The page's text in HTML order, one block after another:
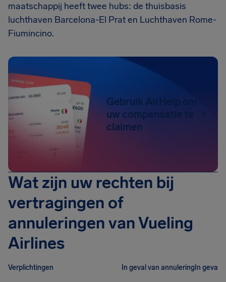
maatschappij heeft twee hubs: de thuisbasis
luchthaven Barcelona-El Prat en Luchthaven Rome-
Fiumincino.
Gebruik AirHelp om
uw compensatie te
claimen
Wat zijn uw rechten bij
vertragingen of
annuleringen van Vueling
Airlines
Verplichtingen In geval van annulering In geval